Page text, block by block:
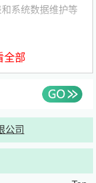
系统数据维护等
包括新入职员工
软技能培训课程
课程，并开展各类
勤、假期登记工
部
公司